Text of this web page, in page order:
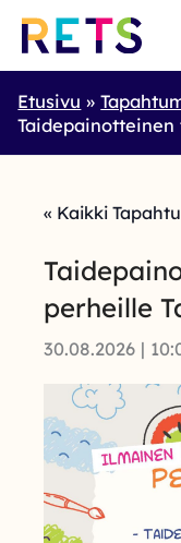
Skip
Etusivu
« Kaikki
perheille
30.08.2026 |